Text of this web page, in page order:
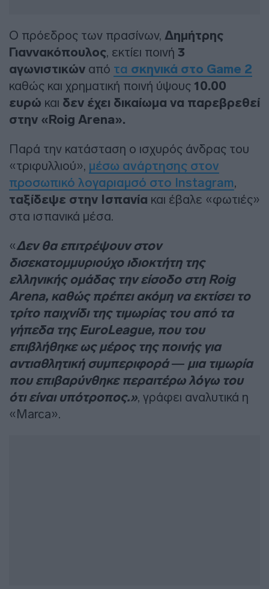
Ο πρόεδρος των πρασίνων, Δημήτρης
Γιαννακόπουλος, εκτίει ποινή 3
αγωνιστικών από τα σκηνικά στο Game 2
καθώς και χρηματική ποινή ύψους 10.00
ευρώ και δεν έχει δικαίωμα να παρεβρεθεί
στην «Roig Arena».
Παρά την κατάσταση ο ισχυρός άνδρας του
«τριφυλλιού», μέσω ανάρτησης στον
προσωπικό λογαριαμσό στο Instagram,
ταξίδεψε στην Ισπανία και έβαλε «φωτιές»
στα ισπανικά μέσα.
«Δεν θα επιτρέψουν στον
δισεκατομμυριούχο ιδιοκτήτη της
ελληνικής ομάδας την είσοδο στη Roig
Arena, καθώς πρέπει ακόμη να εκτίσει το
τρίτο παιχνίδι της τιμωρίας του από τα
γήπεδα της EuroLeague, που του
επιβλήθηκε ως μέρος της ποινής για
αντιαθλητική συμπεριφορά — μια τιμωρία
που επιβαρύνθηκε περαιτέρω λόγω του
ότι είναι υπότροπος.», γράφει αναλυτικά η
«Marca».